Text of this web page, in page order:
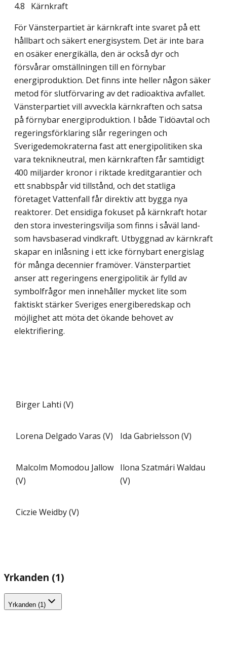
4.8 Kärnkraft
För Vänsterpartiet är kärnkraft inte svaret på ett
hållbart och säkert energisystem. Det är inte bara
en osäker energikälla, den är också dyr och
försvårar omställningen till en för­nybar
energiproduktion. Det finns inte heller någon säker
metod för slutförvaring av det radioaktiva avfallet.
Vänsterpartiet vill avveckla kärnkraften och satsa
på förnybar energi­produktion. I både Tidöavtal och
regeringsförklaring slår regeringen och
Sverigedemo­kraterna fast att energipolitiken ska
vara teknikneutral, men kärnkraften får samtidigt
400 miljarder kronor i riktade kreditgarantier och
ett snabbspår vid tillstånd, och det statliga
företaget Vattenfall får direktiv att bygga nya
reaktorer. Det ensidiga fokuset på kärn­kraft hotar
den stora investeringsvilja som finns i såväl land-
som havsbaserad vindkraft. Utbyggnad av kärnkraft
skapar en inlåsning i ett icke förnybart energislag
för många decennier framöver. Vänsterpartiet
anser att regeringens energipolitik är fylld av
symbol­frågor men innehåller mycket lite som
faktiskt stärker Sveriges energiberedskap och
möjlighet att möta det ökande behovet av
elektrifiering.
Birger Lahti (V)
Lorena Delgado Varas (V) Ida Gabrielsson (V)
Malcolm Momodou Jallow
(V)
Ilona Szatmári Waldau
(V)
Ciczie Weidby (V)
Yrkanden (1)
Yrkanden (1)